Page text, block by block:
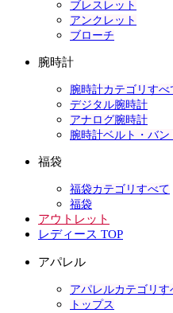
ブレスレット
アンクレット
ブローチ
腕時計
腕時計カテゴリすべ
デジタル腕時計
アナログ腕時計
腕時計ベルト・バン
福袋
福袋カテゴリすべて
福袋
アウトレット
レディース TOP
アパレル
アパレルカテゴリす
トップス